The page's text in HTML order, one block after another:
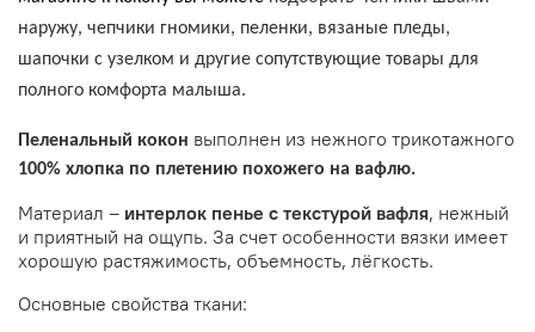
наружу, чепчики гномики, пеленки, вязаные пледы,
шапочки с узелком и другие сопутствующие товары для
полного комфорта малыша.
Пеленальный кокон выполнен из нежного трикотажного
100% хлопка по плетению похожего на вафлю.
Материал – интерлок пенье с текстурой вафля, нежный
и приятный на ощупь. За счет особенности вязки имеет
хорошую растяжимость, объемность, лёгкость.
Основные свойства ткани: